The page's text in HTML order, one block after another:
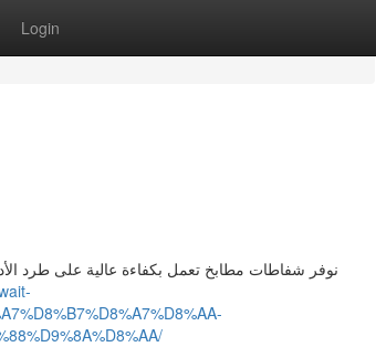
Login
نوفر شفاطات مطابخ تعمل بكفاءة عالية على طرد